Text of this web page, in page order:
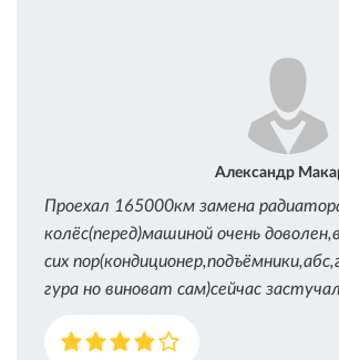
Александр
Проехал 165000км замена
колёс(перед)машиной очень
сих
гура но виноват сам)сейчас